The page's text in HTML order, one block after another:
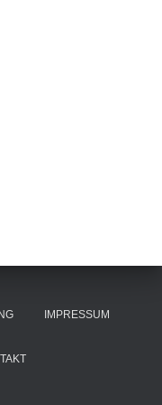
IMPRESSUM